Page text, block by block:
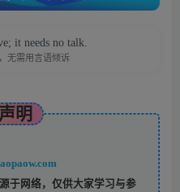
it needs no talk.
无需用言语倾诉
明
于网络，仅供大家学习与参